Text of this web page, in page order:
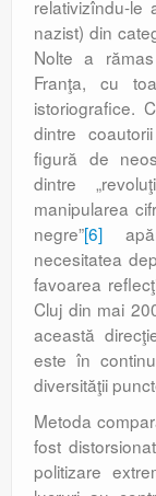
relativizîndu-le
nazist) din
Nolte a
Franţa, cu
istoriografice.
dintre
figură de
dintre
manipularea
negre”[6]
necesitatea
favoarea
Cluj din mai
această
este în
diversităţii
Metoda
fost
politizare